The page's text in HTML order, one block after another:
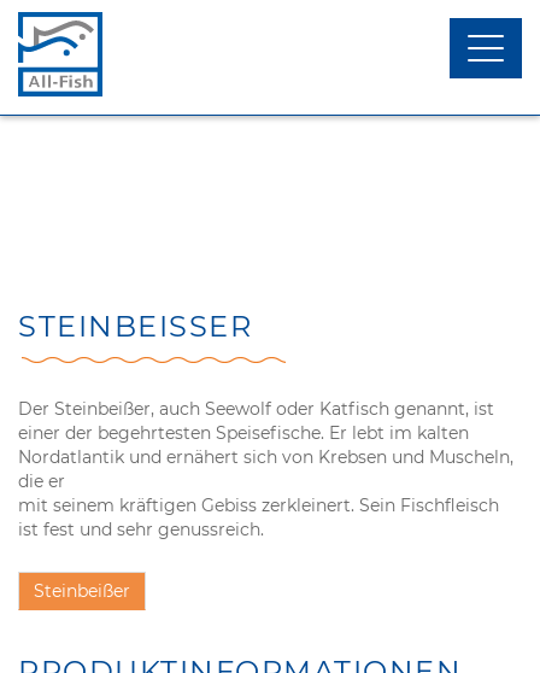
Menü
öffnen
toggle
menu
UNSERE AKTIVITÄTEN
NETZWERKPARTNER
FISCH
STEINBEISSER
Der Steinbeißer, auch Seewolf oder Katfisch genannt, ist
einer der begehrtesten Speisefische. Er lebt im kalten
Nordatlantik und ernähert sich von Krebsen und Muscheln,
die er
mit seinem kräftigen Gebiss zerkleinert. Sein Fischfleisch
ist fest und sehr genussreich.
Steinbeißer